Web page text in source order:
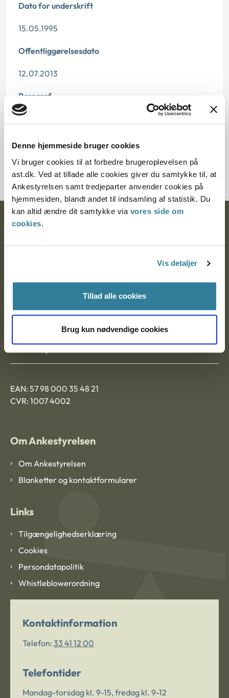
Denne hjemmeside bruger cookies
Vi bruger cookies til at forbedre brugeroplevelsen på
ast.dk. Ved at tillade alle cookies giver du samtykke til, at
Ankestyrelsen samt tredjeparter anvender cookies på
hjemmesiden, blandt andet til indsamling af statistik. Du
kan altid ændre dit samtykke via vores side om
cookies.
Vis detaljer
Tillad alle cookies
Brug kun nødvendige cookies
Dato for underskrift
15.05.1995
Offentliggørelsesdato
12.07.2013
Paragraf
§ 37 § 37a
Journalnummer
20179-94
Ankestyrelsen
Postadresse:
Ankestyrelsen Aalborg
EAN: 57 98 000 35 48 21
CVR: 1007 4002
Om Ankestyrelsen
Om Ankestyrelsen
Blanketter og kontaktformularer
Links
Tilgængelighedserklæring
Cookies
Persondatapolitik
Whistleblowerordning
Kontaktinformation
Telefon: 33 41 12 00
Telefontider
Mandag-torsdag kl. 9-15, fredag kl. 9-12